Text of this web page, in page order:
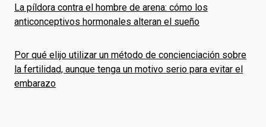
La píldora contra el hombre de arena: cómo los
anticonceptivos hormonales alteran el sueño
Por qué elijo utilizar un método de concienciación sobre
la fertilidad, aunque tenga un motivo serio para evitar el
embarazo